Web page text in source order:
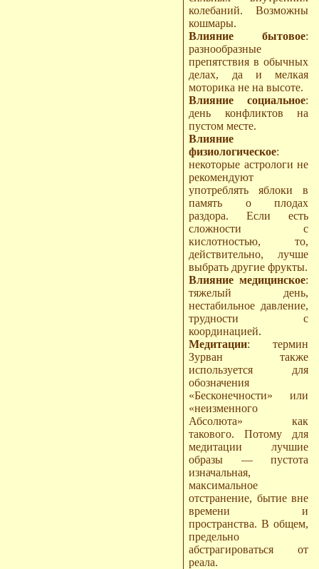
колебаний. Возможны
кошмары.
Влияние бытовое:
разнообразные
препятствия в обычных
делах, да и мелкая
моторика не на высоте.
Влияние социальное:
день конфликтов на
пустом месте.
Влияние
физиологическое:
некоторые астрологи не
рекомендуют
употреблять яблоки в
память о плодах
раздора. Если есть
сложности с
кислотностью, то,
действительно, лучше
выбрать другие фрукты.
Влияние медицинское:
тяжелый день,
нестабильное давление,
трудности с
координацией.
Медитации: термин
Зурван также
используется для
обозначения
«Бесконечности» или
«неизменного
Абсолюта» как
такового. Потому для
медитации лучшие
образы — пустота
изначальная,
максимальное
отстранение, бытие вне
времени и
пространства. В общем,
предельно
абстрагироваться от
реала.